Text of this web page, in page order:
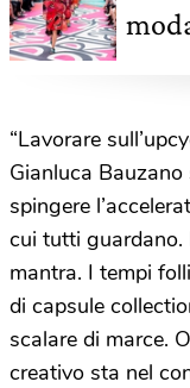
“Lavorare
Gianluca Bauzano
spingere
cui tutti guardano.
mantra. I tempi
di capsule
scalare di marce.
creativo sta nel